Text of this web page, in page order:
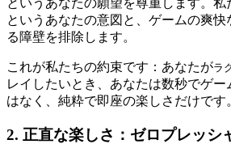
というあなたの意図と、ゲームの爽
る障壁を排除します。
これが私たちの約束です：あなたがラ
レイしたいとき、あなたは数秒でゲ
はなく、純粋で即座の楽しさだけです
2. 正直な楽しさ：ゼロプレッシ